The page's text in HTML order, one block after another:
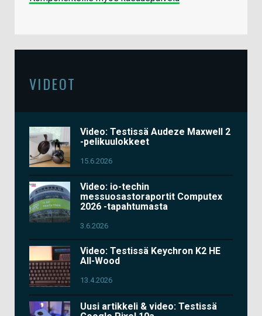
VIDEOT
Video: Testissä Audeze Maxwell 2
-pelikuulokkeet
15.6.2026
Video: io-techin
messuosastoraportit Computex
2026 -tapahtumasta
3.6.2026
Video: Testissä Keychron K2 HE
All-Wood
13.4.2026
Uusi artikkeli & video: Testissä